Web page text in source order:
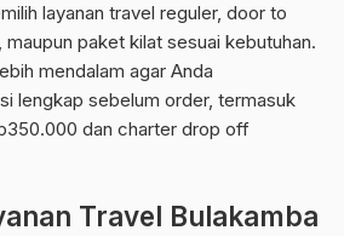
layanan travel reguler, door to
paket kilat sesuai kebutuhan.
mendalam agar Anda
lengkap sebelum order, termasuk
dan charter drop off
Travel Bulakamba